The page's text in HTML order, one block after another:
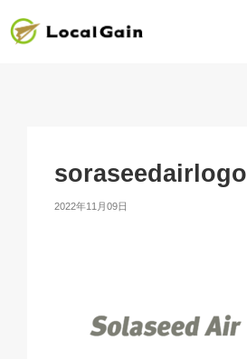
soraseedairlogo
2022年11月09日